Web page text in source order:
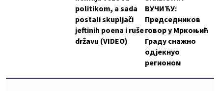
politikom, a sada
postali skupljači
jeftinih poena i ruše
državu (VIDEO)
ВУЧИЋУ:
Председников
говор у Мркоњић
Граду снажно
одјекнуо
регионом